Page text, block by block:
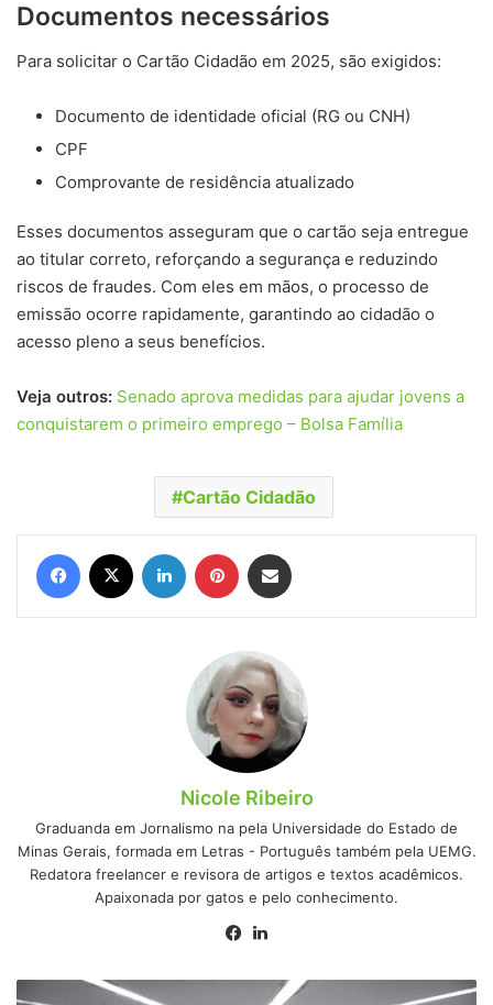
Documentos necessários
Para solicitar o Cartão Cidadão em 2025, são exigidos:
Documento de identidade oficial (RG ou CNH)
CPF
Comprovante de residência atualizado
Esses documentos asseguram que o cartão seja entregue
ao titular correto, reforçando a segurança e reduzindo
riscos de fraudes. Com eles em mãos, o processo de
emissão ocorre rapidamente, garantindo ao cidadão o
acesso pleno a seus benefícios.
Veja outros: Senado aprova medidas para ajudar jovens a
conquistarem o primeiro emprego – Bolsa Família
Cartão Cidadão
Facebook Linkedin Pinterest
Nicole Ribeiro
Graduanda em Jornalismo na pela Universidade do Estado de
Minas Gerais, formada em Letras - Português também pela UEMG.
Redatora freelancer e revisora de artigos e textos acadêmicos.
Apaixonada por gatos e pelo conhecimento.
Facebook